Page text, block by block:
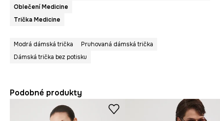
Oblečení Medicine
Trička Medicine
Modrá dámská trička
Pruhovaná dámská trička
Dámská trička bez potisku
Podobné produkty